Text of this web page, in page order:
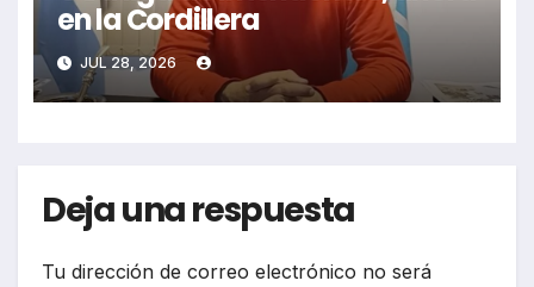
en la Cordillera
JUL 28, 2026
Deja una respuesta
Tu dirección de correo electrónico no será